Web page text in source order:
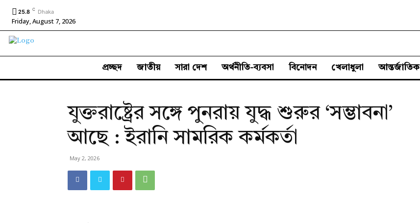
25.8 C Dhaka
Friday, August 7, 2026
প্রচ্ছদ জাতীয় সারা দেশ অর্থনীতি-ব্যবসা বিনোদন খেলাধুলা আন্তর্জাতিক
যুক্তরাষ্ট্রের সঙ্গে পুনরায় যুদ্ধ শুরুর ‘সম্ভাবনা’
আছে : ইরানি সামরিক কর্মকর্তা
May 2, 2026